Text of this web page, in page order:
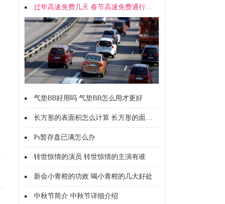
过年高速免费几天 春节高速免费通行时间
气垫BB好用吗 气垫BB怎么用才更好
长方形的表面积怎么计算 长方形的面积怎么计算的
Ps暂存盘已满怎么办
转世惊情的演员 转世惊情的主演有谁
新会小青柑的功效 喝小青柑的几大好处
中秋节简介 中秋节详细介绍